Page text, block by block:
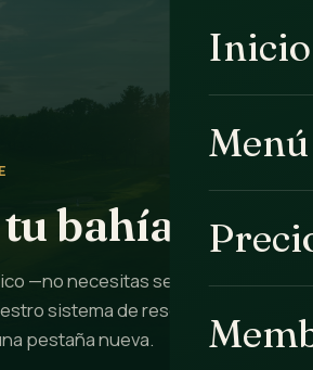
Inicio
Menú
bahía
—no necesitas ser miembro—.
sistema de reservas seguro; al
pestaña nueva.